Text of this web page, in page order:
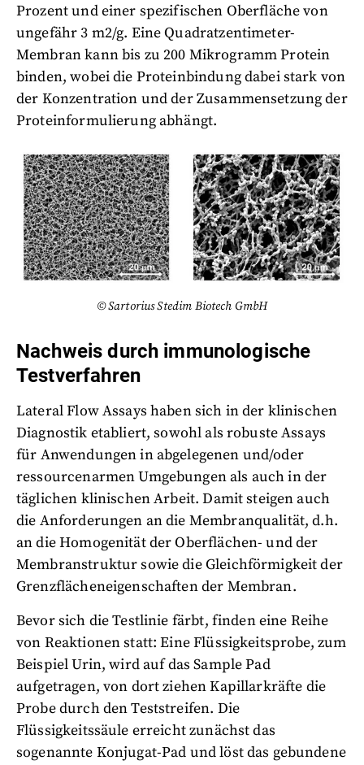
Prozent und einer spezifischen Oberfläche von
ungefähr 3 m2/g. Eine Quadratzentimeter-
Membran kann bis zu 200 Mikrogramm Protein
binden, wobei die Proteinbindung dabei stark von
der Konzentration und der Zusammensetzung der
Proteinformulierung abhängt.
© Sartorius Stedim Biotech GmbH
Nachweis durch immunologische
Testverfahren
Lateral Flow Assays haben sich in der klinischen
Diagnostik etabliert, sowohl als robuste Assays
für Anwendungen in abgelegenen und/oder
ressourcenarmen Umgebungen als auch in der
täglichen klinischen Arbeit. Damit steigen auch
die Anforderungen an die Membranqualität, d.h.
an die Homogenität der Oberflächen- und der
Membranstruktur sowie die Gleichförmigkeit der
Grenzflächeneigenschaften der Membran.
Bevor sich die Testlinie färbt, finden eine Reihe
von Reaktionen statt: Eine Flüssigkeitsprobe, zum
Beispiel Urin, wird auf das Sample Pad
aufgetragen, von dort ziehen Kapillarkräfte die
Probe durch den Teststreifen. Die
Flüssigkeitssäule erreicht zunächst das
sogenannte Konjugat-Pad und löst das gebundene